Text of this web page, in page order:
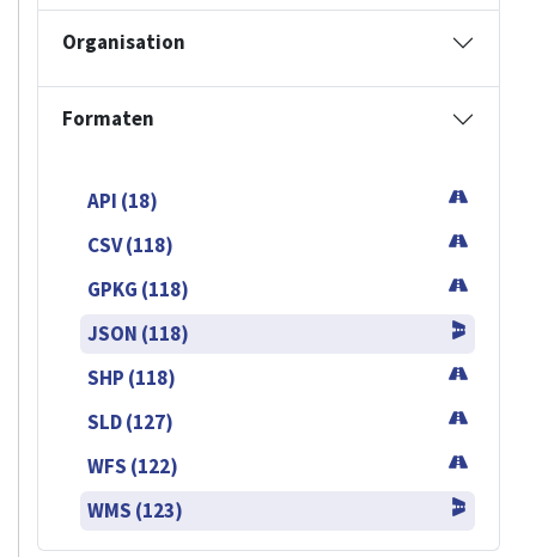
Organisation
Formaten
API (18)
CSV (118)
GPKG (118)
JSON (118)
SHP (118)
SLD (127)
WFS (122)
WMS (123)